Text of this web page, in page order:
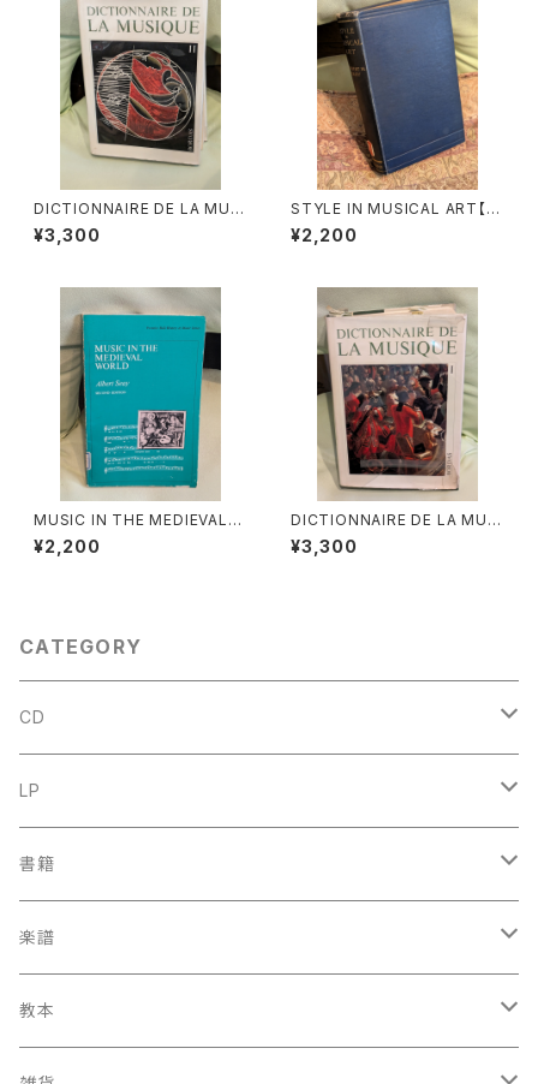
DICTIONNAIRE DE LA MUSI
QUE Ⅱ:les mens et leurs
œuvres『音楽辞典：人物とその
¥3,300
STYLE IN MUSICAL ART【著
者：C. HUBERT H.PARRY】出
版社：MACMILLAN AND CO,
¥2,200
MUSIC IN THE MEDIEVAL
WORLD【著者：Albert Seay】
出版社：PRENTICE-HALL, IN
¥2,200
DICTIONNAIRE DE LA MUSI
QUE Ⅰ :les mens et leurs
œuvres『音楽辞典：人物とその
¥3,300
CATEGORY
CD
古楽
中古CD
鍋島元子関連CD
古楽以外
中古CD
LP
古楽
中古LP
鍋島元子関連LP
古楽以外
中古LP
書籍
古楽関係
中古本
新古本
古楽以外
中古本
楽譜
古楽関係
スコア
教本